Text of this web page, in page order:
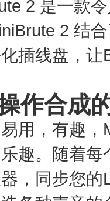
2 是一款
2 结
插线盘，
作合成
用，有趣
趣。随着
，同步您